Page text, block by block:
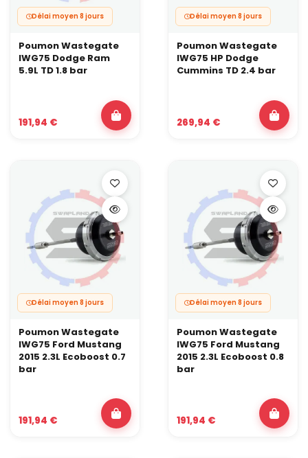
Délai moyen 8 jours
Poumon Wastegate
IWG75 Dodge Ram
5.9L TD 1.8 bar
191,94 €
Délai moyen 8 jours
Poumon Wastegate
IWG75 HP Dodge
Cummins TD 2.4 bar
269,94 €
Délai moyen 8 jours
Poumon Wastegate
IWG75 Ford Mustang
2015 2.3L Ecoboost 0.7
bar
191,94 €
Délai moyen 8 jours
Poumon Wastegate
IWG75 Ford Mustang
2015 2.3L Ecoboost 0.8
bar
191,94 €